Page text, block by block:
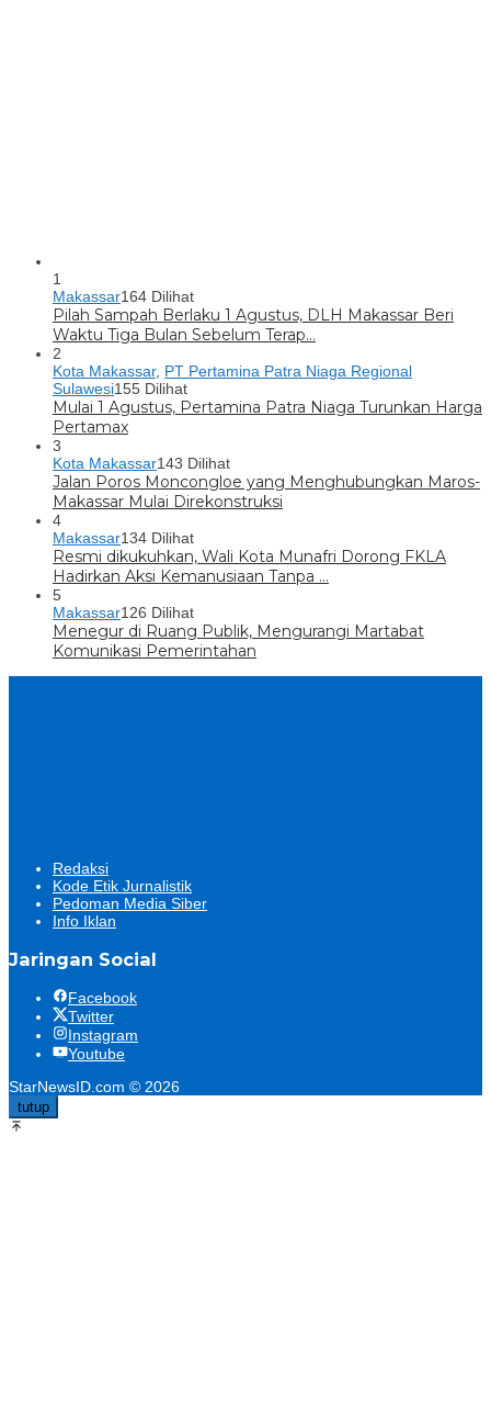
1
Makassar164 Dilihat
Pilah Sampah Berlaku 1 Agustus, DLH Makassar Beri
Waktu Tiga Bulan Sebelum Terap…
2
Kota Makassar, PT Pertamina Patra Niaga Regional
Sulawesi155 Dilihat
Mulai 1 Agustus, Pertamina Patra Niaga Turunkan Harga
Pertamax
3
Kota Makassar143 Dilihat
Jalan Poros Moncongloe yang Menghubungkan Maros-
Makassar Mulai Direkonstruksi
4
Makassar134 Dilihat
Resmi dikukuhkan, Wali Kota Munafri Dorong FKLA
Hadirkan Aksi Kemanusiaan Tanpa …
5
Makassar126 Dilihat
Menegur di Ruang Publik, Mengurangi Martabat
Komunikasi Pemerintahan
Redaksi
Kode Etik Jurnalistik
Pedoman Media Siber
Info Iklan
Jaringan Social
Facebook
Twitter
Instagram
Youtube
StarNewsID.com © 2026
tutup